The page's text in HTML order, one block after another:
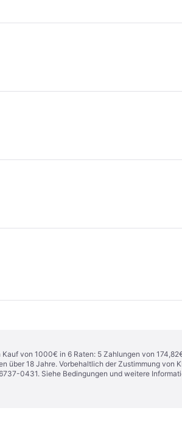
von 1000€ in 6 Raten: 5 Zahlungen von
über 18 Jahre. Vorbehaltlich der Zustimmung
0431. Siehe Bedingungen und weitere